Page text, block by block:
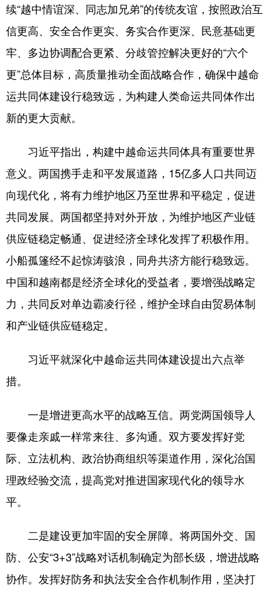
续“越中情谊深、同志加兄弟”的传统友谊，按照政治互
信更高、安全合作更实、务实合作更深、民意基础更
牢、多边协调配合更紧、分歧管控解决更好的“六个
更”总体目标，高质量推动全面战略合作，确保中越命
运共同体建设行稳致远，为构建人类命运共同体作出
新的更大贡献。
习近平指出，构建中越命运共同体具有重要世界
意义。两国携手走和平发展道路，15亿多人口共同迈
向现代化，将有力维护地区乃至世界和平稳定，促进
共同发展。两国都坚持对外开放，为维护地区产业链
供应链稳定畅通、促进经济全球化发挥了积极作用。
小船孤篷经不起惊涛骇浪，同舟共济方能行稳致远。
中国和越南都是经济全球化的受益者，要增强战略定
力，共同反对单边霸凌行径，维护全球自由贸易体制
和产业链供应链稳定。
习近平就深化中越命运共同体建设提出六点举
措。
一是增进更高水平的战略互信。两党两国领导人
要像走亲戚一样常来往、多沟通。双方要发挥好党
际、立法机构、政治协商组织等渠道作用，深化治国
理政经验交流，提高党对推进国家现代化的领导水
平。
二是建设更加牢固的安全屏障。将两国外交、国
防、公安“3+3”战略对话机制确定为部长级，增进战略
协作。发挥好防务和执法安全合作机制作用，坚决打